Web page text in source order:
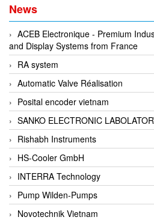
Dropsa Vietnam
Druck
DSTI
DUCATI
Duclean
Dukin Besko
Dunkermotoren
Durag
Dwyer
DYH
Dynisco
News
ACEB Electronique - Premium
and Display Systems from France
RA system
Automatic Valve Réalisation
Posital encoder vietnam
SANKO ELECTRONIC
Rishabh Instruments
HS-Cooler GmbH
INTERRA Technology
Pump Wilden-Pumps
Novotechnik Vietnam